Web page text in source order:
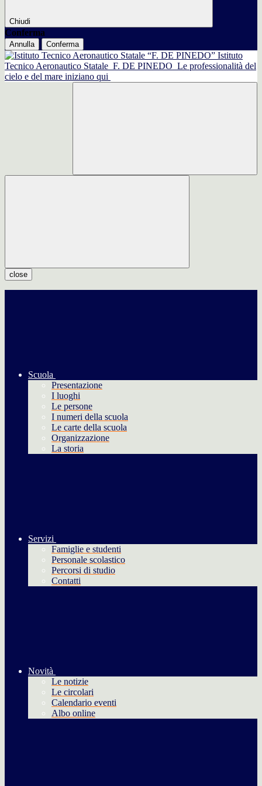
Chiudi
Conferma
Annulla Conferma
Istituto
Tecnico Aeronautico Statale F. DE PINEDO Le professionalità del
cielo e del mare iniziano qui
close
Scuola
Presentazione
I luoghi
Le persone
I numeri della scuola
Le carte della scuola
Organizzazione
La storia
Servizi
Famiglie e studenti
Personale scolastico
Percorsi di studio
Contatti
Novità
Le notizie
Le circolari
Calendario eventi
Albo online